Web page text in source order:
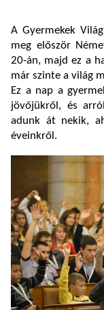
A Gyermekek
meg először
20-án, majd ez a
már szinte a világ
Ez a nap a
jövőjükről, és
adunk át nekik,
éveinkről.